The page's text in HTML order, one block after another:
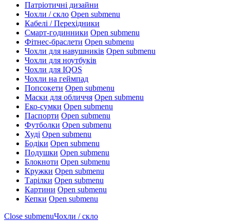
Патріотичні дизайни
Чохли / скло Open submenu
Кабелі / Перехідники
Смарт-годинники Open submenu
Фітнес-браслети Open submenu
Чохли для навушників Open submenu
Чохли для ноутбуків
Чохли для IQOS
Чохли на геймпад
Попсокети Open submenu
Маски для обличчя Open submenu
Еко-сумки Open submenu
Паспорти Open submenu
Футболки Open submenu
Худі Open submenu
Бодіки Open submenu
Подушки Open submenu
Блокноти Open submenu
Кружки Open submenu
Тарілки Open submenu
Картини Open submenu
Кепки Open submenu
Close submenuЧохли / скло